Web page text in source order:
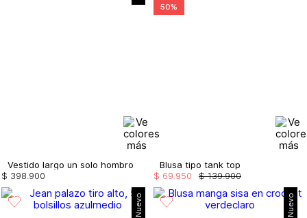
Vestido largo un solo hombro
$ 398 900
50%
Blusa tipo tank top
$ 139.900
$ 69 950
Nuevo Nuevo